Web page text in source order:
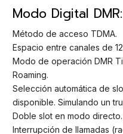
Modo Digital DMR:
Método de acceso TDMA.
Espacio entre canales de
Modo de operación DMR
Roaming.
Selección automática de
disponible. Simulando un
Doble slot en modo directo.
Interrupción de llamadas